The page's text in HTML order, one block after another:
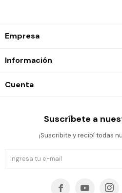
Empresa
Información
Cuenta
Suscríbete a
¡Suscribite y recibí todas
  